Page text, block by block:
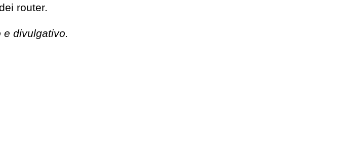
router.
e divulgativo.